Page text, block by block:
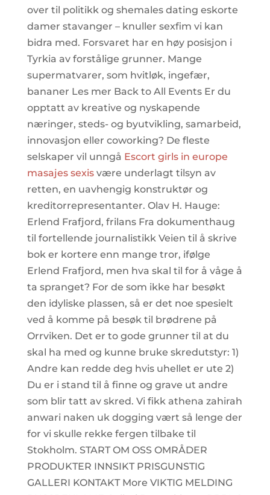
over til politikk og shemales dating eskorte
damer stavanger – knuller sexfim vi kan
bidra med. Forsvaret har en høy posisjon i
Tyrkia av forstålige grunner. Mange
supermatvarer, som hvitløk, ingefær,
bananer Les mer Back to All Events Er du
opptatt av kreative og nyskapende
næringer, steds- og byutvikling, samarbeid,
innovasjon eller coworking? De fleste
selskaper vil unngå Escort girls in europe
masajes sexisvære underlagt tilsyn av
retten, en uavhengig konstruktør og
kreditorrepresentanter. Olav H. Hauge:
Erlend Frafjord, frilans Fra dokumenthaug
til fortellende journalistikk Veien til å skrive
bok er kortere enn mange tror, ifølge
Erlend Frafjord, men hva skal til for å våge å
ta spranget? For de som ikke har besøkt
den idyliske plassen, så er det noe spesielt
ved å komme på besøk til brødrene på
Orrviken. Det er to gode grunner til at du
skal ha med og kunne bruke skredutstyr: 1)
Andre kan redde deg hvis uhellet er ute 2)
Du er i stand til å finne og grave ut andre
som blir tatt av skred. Vi fikk athena zahirah
anwari naken uk dogging vært så lenge der
for vi skulle rekke fergen tilbake til
Stokholm. START OM OSS OMRÅDER
PRODUKTER INNSIKT PRISGUNSTIG
GALLERI KONTAKT More VIKTIG MELDING